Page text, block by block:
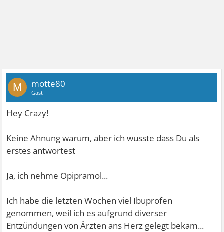
M motte80
Gast
Hey Crazy!
Keine Ahnung warum, aber ich wusste dass Du als
erstes antwortest
Ja, ich nehme Opipramol...
Ich habe die letzten Wochen viel Ibuprofen
genommen, weil ich es aufgrund diverser
Entzündungen von Ärzten ans Herz gelegt bekam...